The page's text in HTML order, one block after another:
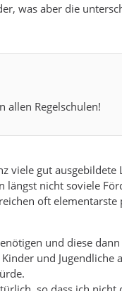
was aber die
allen Regelschulen!
viele gut ausgebildete
längst nicht soviele
oft
und diese
und Jugendliche